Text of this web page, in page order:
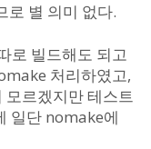
로 별 의미 없다.
로 빌드해도 되고
처리하였고,
르겠지만 테스트
일단 nomake에